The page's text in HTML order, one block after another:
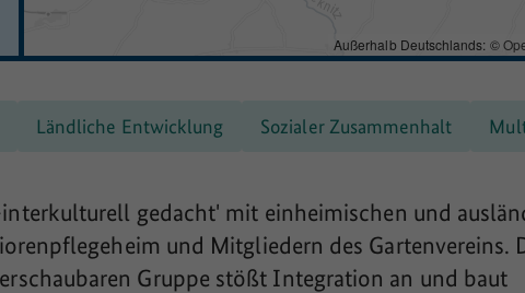
Außerhalb Deutschlands: ©
Ländliche Entwicklung Sozialer Zusammenhalt
gedacht' mit einheimischen und
und Mitgliedern des Gartenvereins.
Gruppe stößt Integration an und baut